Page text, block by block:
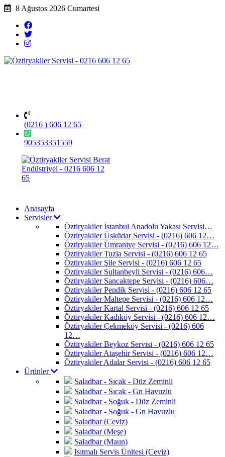
8 Ağustos 2026 Cumartesi
(0216 ) 606 12 65
905353351559
Anasayfa
Servisler
Öztiryakiler İstanbul Anadolu Yakası Servisi…
Öztiryakiler Üsküdar Servisi - (0216) 606 12…
Öztiryakiler Ümraniye Servisi - (0216) 606 12…
Öztiryakiler Tuzla Servisi - (0216) 606 12 65
Öztiryakiler Şile Servisi - (0216) 606 12 65
Öztiryakiler Sultanbeyli Servisi - (0216) 606…
Öztiryakiler Sancaktepe Servisi - (0216) 606…
Öztiryakiler Pendik Servisi - (0216) 606 12 65
Öztiryakiler Maltepe Servisi - (0216) 606 12…
Öztiryakiler Kartal Servisi - (0216) 606 12 65
Öztiryakiler Kadıköy Servisi - (0216) 606 12…
Öztiryakiler Çekmeköy Servisi - (0216) 606
12…
Öztiryakiler Beykoz Servisi - (0216) 606 12 65
Öztiryakiler Ataşehir Servisi - (0216) 606 12…
Öztiryakiler Adalar Servisi - (0216) 606 12 65
Ürünler
Saladbar - Sıcak - Düz Zeminli
Saladbar - Sıcak - Gn Havuzlu
Saladbar - Soğuk - Düz Zeminli
Saladbar - Soğuk - Gn Havuzlu
Saladbar (Ceviz)
Saladbar (Meşe)
Saladbar (Maun)
Isıtmalı Servis Ünitesi (Ceviz)